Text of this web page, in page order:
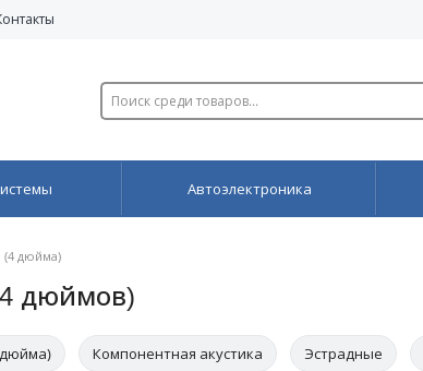
Автоэлектроника
(4 дюйма)
дюймов)
дюйма) Компонентная акустика Эстрадные